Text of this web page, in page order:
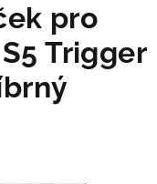
košík
pro
Trigger